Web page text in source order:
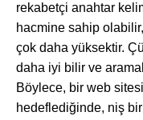
rekabetçi anahtar
hacmine sahip
çok daha yüksektir.
daha iyi bilir ve
Böylece, bir web
hedeflediğinde, niş